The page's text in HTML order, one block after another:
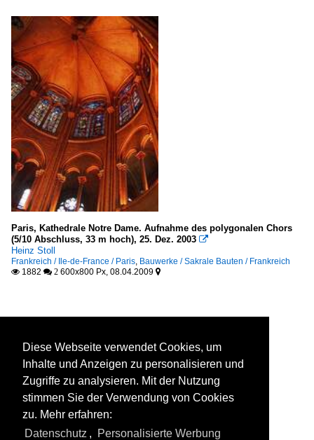
Paris, Kathedrale Notre Dame. Aufnahme des polygonalen Chors
(5/10 Abschluss, 33 m hoch), 25. Dez. 2003 
Heinz Stoll
Frankreich / Ile-de-France / Paris, Bauwerke / Sakrale Bauten / Frankreich
 1882  2 600x800 Px, 08.04.2009 
Diese Webseite verwendet Cookies, um
Inhalte und Anzeigen zu personalisieren und
Zugriffe zu analysieren. Mit der Nutzung
stimmen Sie der Verwendung von Cookies
zu. Mehr erfahren:
Datenschutz , Personalisierte Werbung